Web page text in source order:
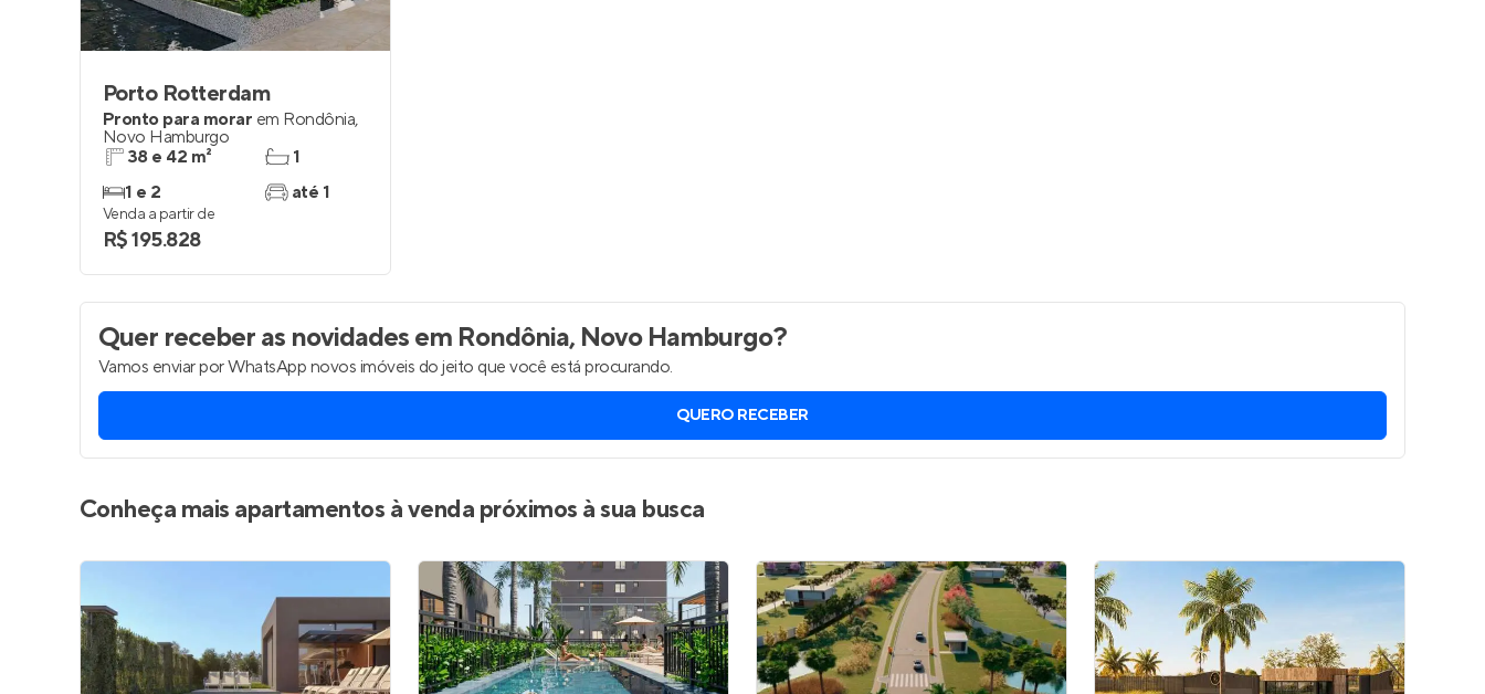
Porto Rotterdam
Pronto para morar em Rondônia,
Novo Hamburgo
38 e 42 m²
1 e 2
1
até 1
Venda a partir de
R$ 195.828
Quer receber as novidadesem Rondônia, Novo Hamburgo?
Vamos enviar por WhatsApp novos imóveis do jeito que você está procurando.
QUERO RECEBER
Conheça mais apartamentos à venda próximos à sua busca